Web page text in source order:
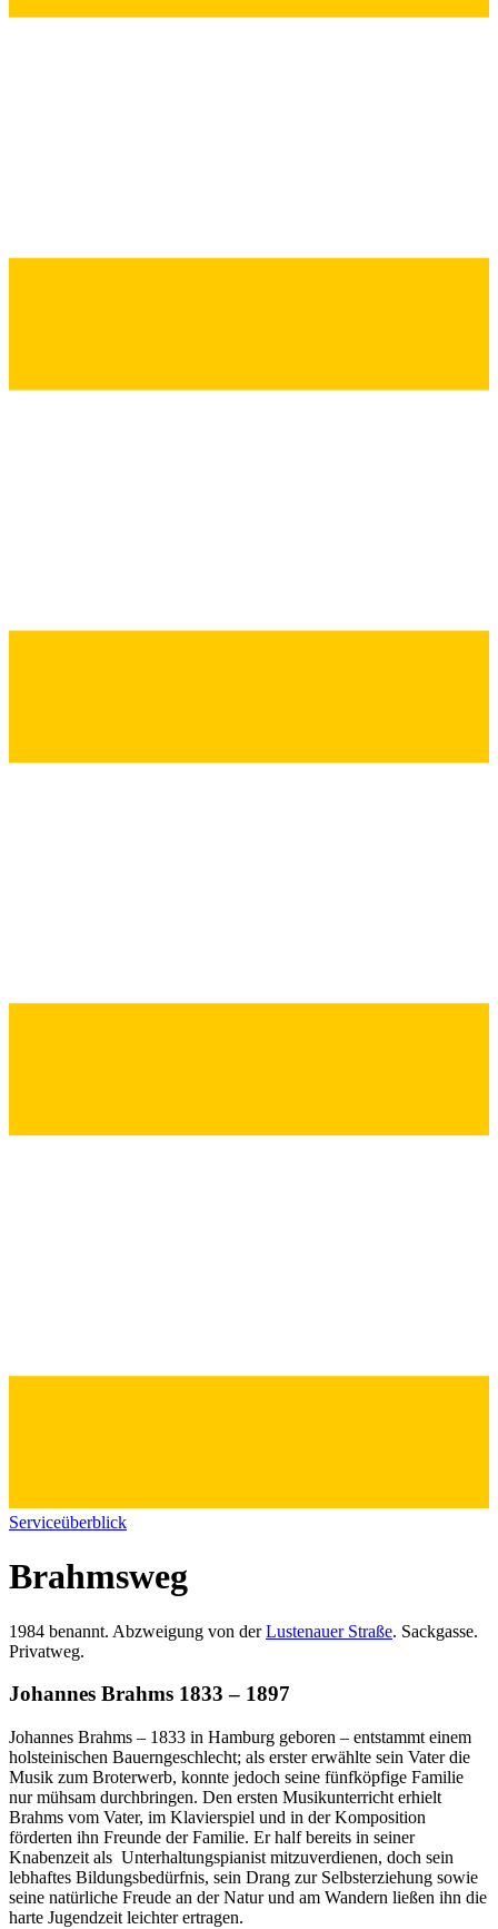
Serviceüberblick
Brahmsweg
1984 benannt. Abzweigung von derLustenauer Straße. Sackgasse.
Privatweg.
Johannes Brahms 1833 – 1897
Johannes Brahms – 1833 in Hamburg geboren – entstammt einem
holsteinischen Bauerngeschlecht; als erster erwählte sein Vater die
Musik zum Broterwerb, konnte jedoch seine fünfköpfige Familie
nur mühsam durchbringen. Den ersten Musikunterricht erhielt
Brahms vom Vater, im Klavierspiel und in der Komposition
förderten ihn Freunde der Familie. Er half bereits in seiner
Knabenzeit als Unterhaltungspianist mitzuverdienen, doch sein
lebhaftes Bildungsbedürfnis, sein Drang zur Selbsterziehung sowie
seine natürliche Freude an der Natur und am Wandern ließen ihn die
harte Jugendzeit leichter ertragen.